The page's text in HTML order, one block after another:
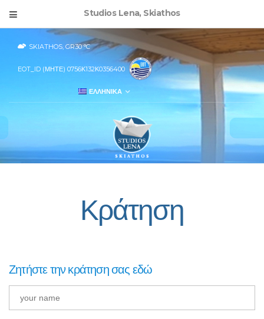
Studios Lena, Skiathos
SKIATHOS, GR30°C
EOT_ID (ΜΗΤΕ) 0756Κ132Κ0356400
ΕΛΛΗΝΙΚΑ
Κράτηση
Ζητήστε την κράτηση σας εδώ